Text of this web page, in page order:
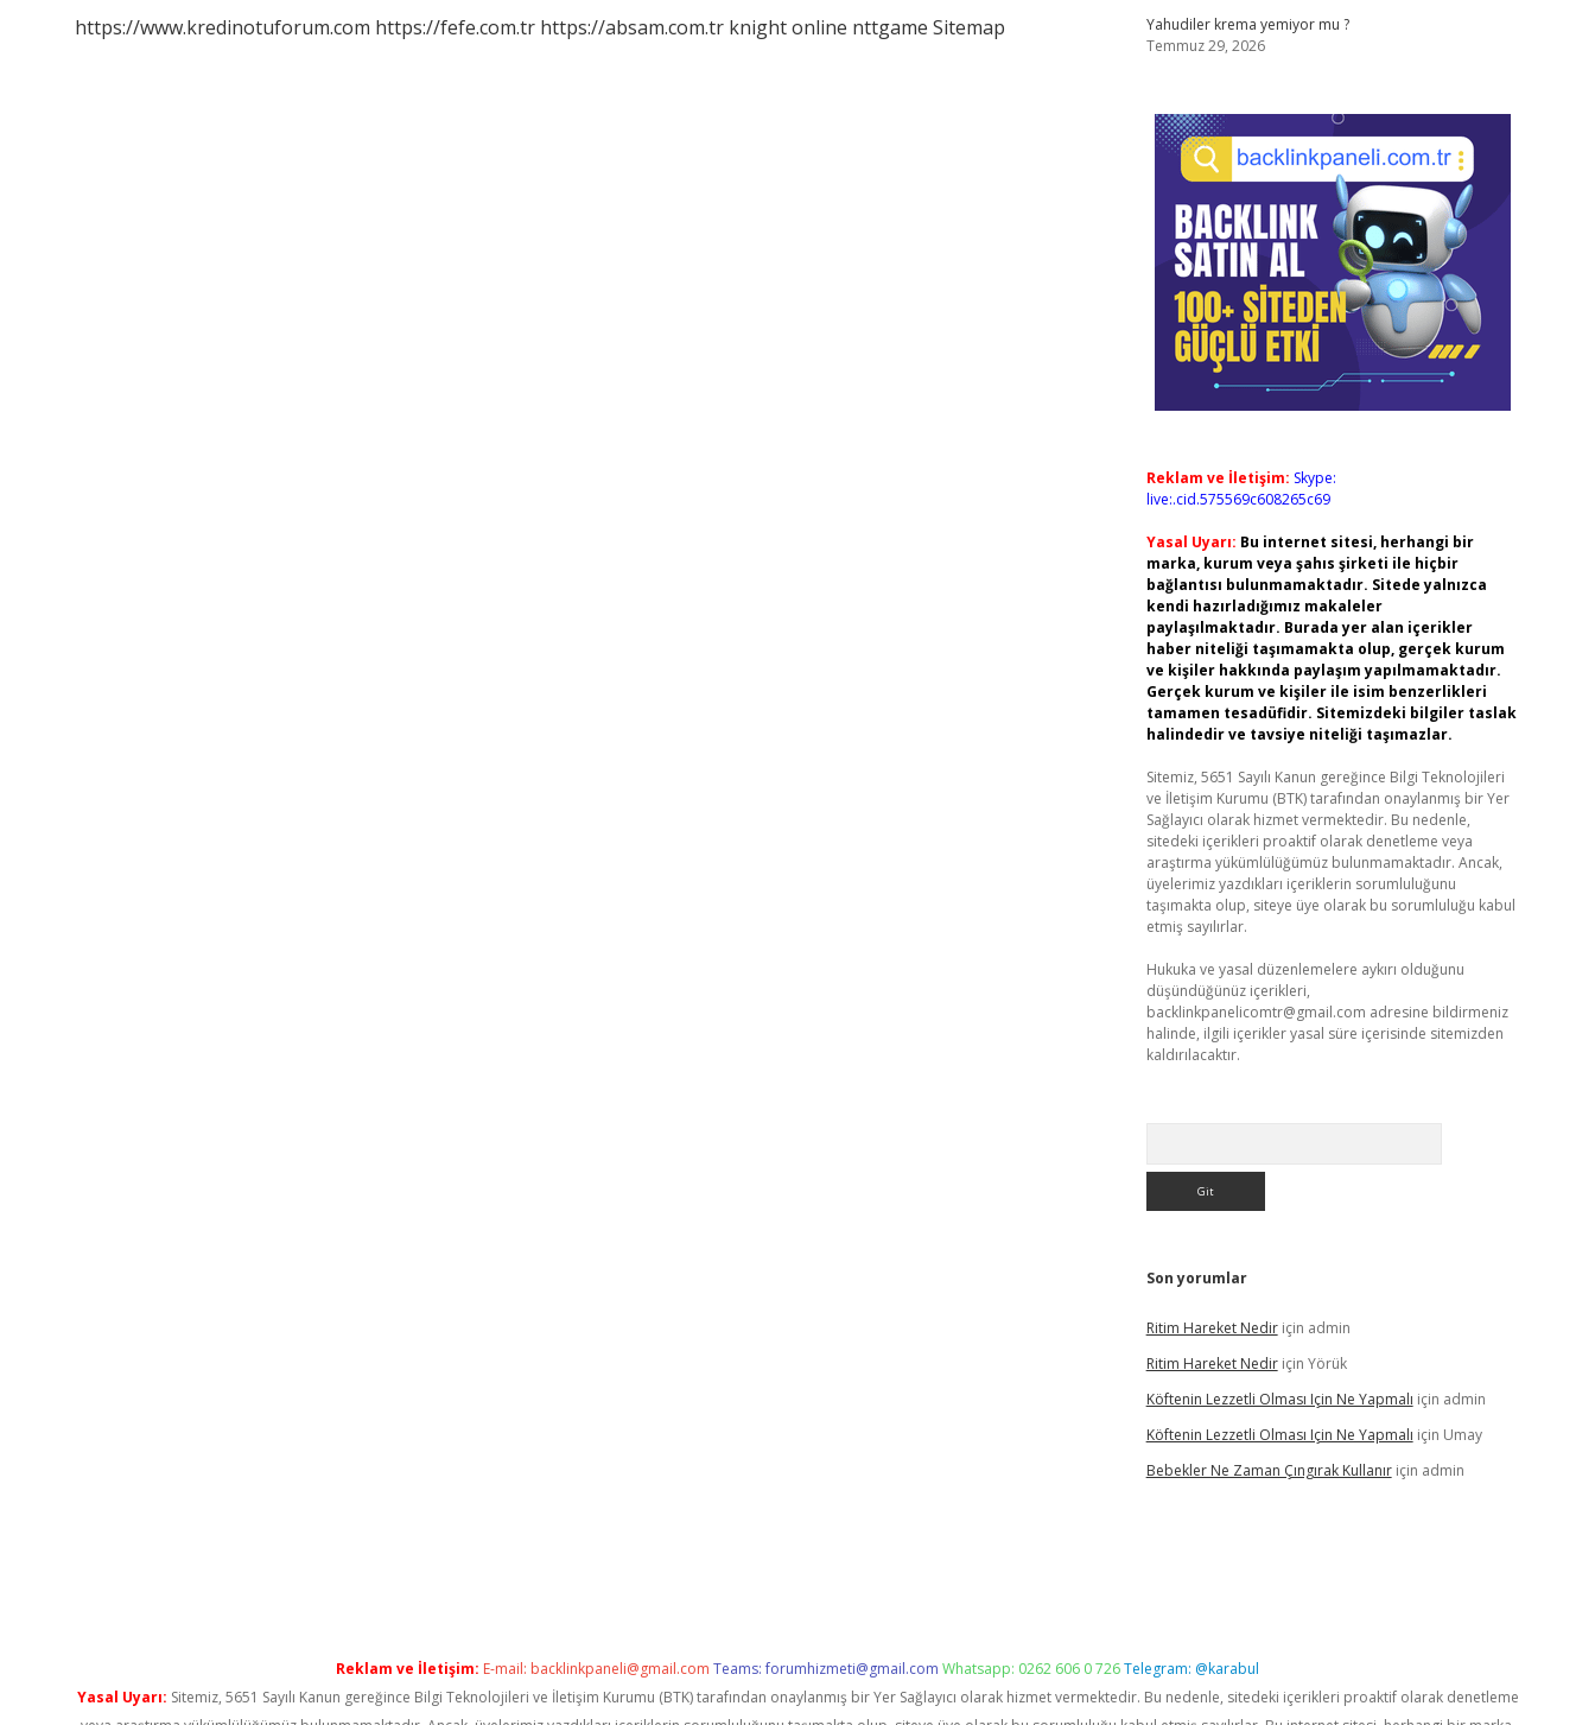
https://www.kredinotuforum.com https://fefe.com.tr https://absam.com.tr knight online nttgame Sitemap
Yahudiler krema yemiyor mu ?
Temmuz 29, 2026
Reklam ve İletişim: Skype:
live:.cid.575569c608265c69
Yasal Uyarı: Bu internet sitesi, herhangi bir
marka, kurum veya şahıs şirketi ile hiçbir
bağlantısı bulunmamaktadır. Sitede yalnızca
kendi hazırladığımız makaleler
paylaşılmaktadır. Burada yer alan içerikler
haber niteliği taşımamakta olup, gerçek kurum
ve kişiler hakkında paylaşım yapılmamaktadır.
Gerçek kurum ve kişiler ile isim benzerlikleri
tamamen tesadüfidir. Sitemizdeki bilgiler taslak
halindedir ve tavsiye niteliği taşımazlar.
Sitemiz, 5651 Sayılı Kanun gereğince Bilgi Teknolojileri
ve İletişim Kurumu (BTK) tarafından onaylanmış bir Yer
Sağlayıcı olarak hizmet vermektedir. Bu nedenle,
sitedeki içerikleri proaktif olarak denetleme veya
araştırma yükümlülüğümüz bulunmamaktadır. Ancak,
üyelerimiz yazdıkları içeriklerin sorumluluğunu
taşımakta olup, siteye üye olarak bu sorumluluğu kabul
etmiş sayılırlar.
Hukuka ve yasal düzenlemelere aykırı olduğunu
düşündüğünüz içerikleri,
backlinkpanelicomtr@gmail.com adresine bildirmeniz
halinde, ilgili içerikler yasal süre içerisinde sitemizden
kaldırılacaktır.
Son yorumlar
Ritim Hareket Nediriçin admin
Ritim Hareket Nediriçin Yörük
Köftenin Lezzetli Olması Için Ne Yapmalı için admin
Köftenin Lezzetli Olması Için Ne Yapmalı için Umay
Bebekler Ne Zaman Çıngırak Kullanıriçin admin
Reklam ve İletişim: E-mail: backlinkpaneli@gmail.com Teams:forumhizmeti@gmail.com Whatsapp: 0262 606 0 726Telegram: @karabul
Yasal Uyarı: Sitemiz, 5651 Sayılı Kanun gereğince Bilgi Teknolojileri ve İletişim Kurumu (BTK) tarafından onaylanmış bir Yer Sağlayıcı olarak hizmet vermektedir. Bu nedenle, sitedeki içerikleri proaktif olarak denetleme